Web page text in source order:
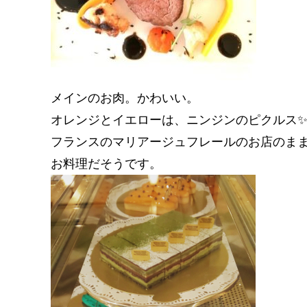
メインのお肉。かわいい。
オレンジとイエローは、ニンジンのピクルス✨
フランスのマリアージュフレールのお店のま
お料理だそうです。